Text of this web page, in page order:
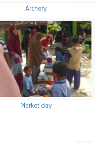
Archery
Market day